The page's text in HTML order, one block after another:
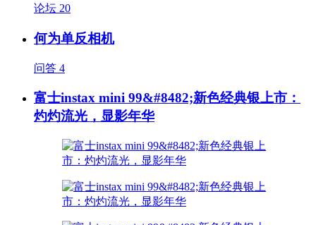
论坛 20
何为单反相机
问答 4
富士instax mini 99&#8482;新色经典银上市：
灼灼流光，显影年华